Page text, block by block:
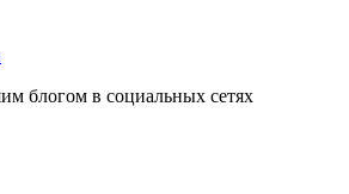
блогом в социальных сетях